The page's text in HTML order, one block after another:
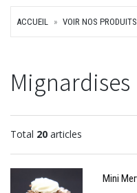
ACCUEIL VOIR NOS PRODUITS
Mignardises
Total 20 articles
Mini